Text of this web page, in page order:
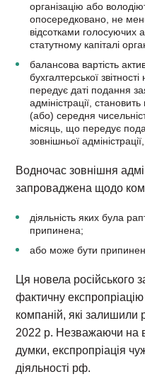
організацію або
опосередковано, не
відсотками голосуючих
статутному капіталі
балансова вартість
бухгалтерської
передує даті подання
адміністрації,
(або) середня
місяць, що передує
зовнішньої
Водночас зовнішня
запроваджена щодо
діяльність яких була
припинена;
або може бути
Ця новела російського
фактичну
компаній, які залишили
2022 р. Незважаючи на
думки, експропріація
діяльності рф.